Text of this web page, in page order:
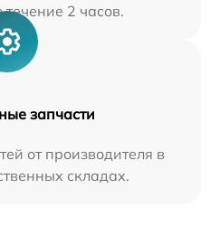
2 часов.
запчасти
от производителя в
складах.